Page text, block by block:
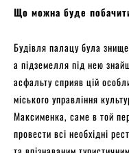
Що можна буде
Будівля палацу була
а підземелля під нею
асфальту сприяв цій
міського управління
Максименка, саме в той
провести всі необхідні